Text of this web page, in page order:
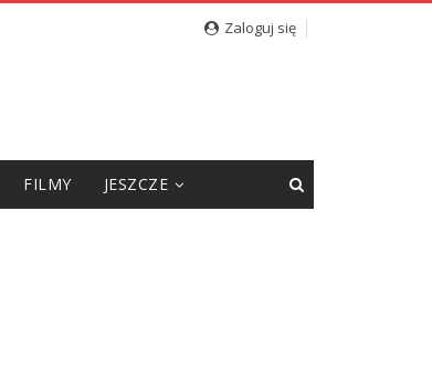
Zaloguj się
FILMY JESZCZE